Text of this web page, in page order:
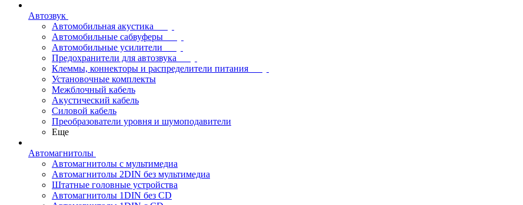
Автозвук
Автомобильная акустика
Автомобильные сабвуферы
Автомобильные усилители
Предохранители для автозвука
Клеммы, коннекторы и распределители питания
Установочные комплекты
Межблочный кабель
Акустический кабель
Силовой кабель
Преобразователи уровня и шумоподавители
Еще
Автомагнитолы
Автомагнитолы с мультимедиа
Автомагнитолы 2DIN без мультимедиа
Штатные головные устройства
Автомагнитолы 1DIN без CD